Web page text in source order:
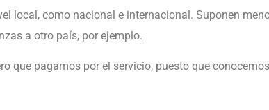
local, como nacional e internacional. Suponen
a otro país, por ejemplo.
que pagamos por el servicio, puesto que